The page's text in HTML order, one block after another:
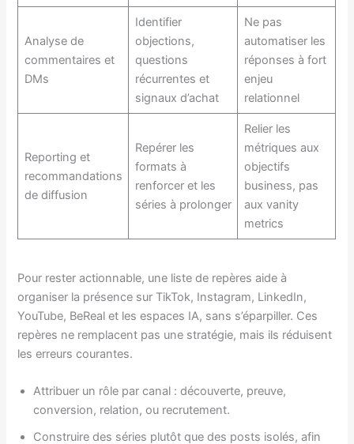
Analyse de
commentaires et
DMs
Identifier
objections,
questions
récurrentes et
signaux d’achat
Ne pas
automatiser les
réponses à fort
enjeu
relationnel
Reporting et
recommandations
de diffusion
Repérer les
formats à
renforcer et les
séries à prolonger
Relier les
métriques aux
objectifs
business, pas
aux vanity
metrics
Pour rester actionnable, une liste de repères aide à
organiser la présence sur TikTok, Instagram, LinkedIn,
YouTube, BeReal et les espaces IA, sans s’éparpiller. Ces
repères ne remplacent pas une stratégie, mais ils réduisent
les erreurs courantes.
Attribuer un rôle par canal : découverte, preuve,
conversion, relation, ou recrutement.
Construire des séries plutôt que des posts isolés, afin